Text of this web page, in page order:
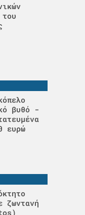
βυθό -
ευρώ
ζωντανή